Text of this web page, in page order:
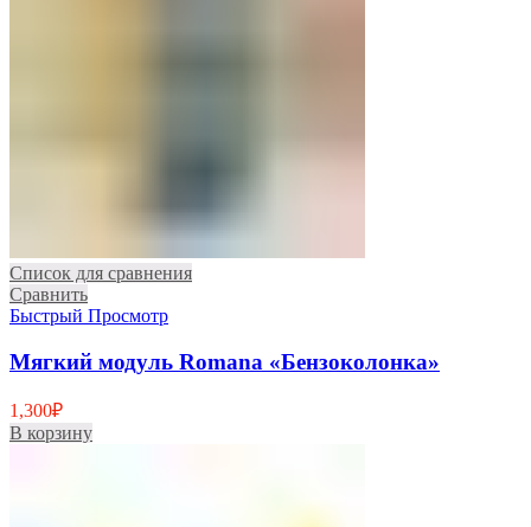
Список для сравнения
Сравнить
Быстрый Просмотр
Мягкий модуль Romana «Бензоколонка»
1,300₽
В корзину